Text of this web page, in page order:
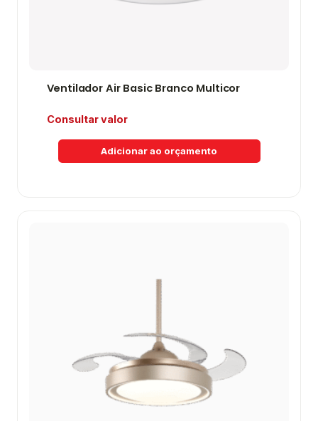
Ventilador Air Basic Branco Multicor
Consultar valor
Adicionar ao orçamento